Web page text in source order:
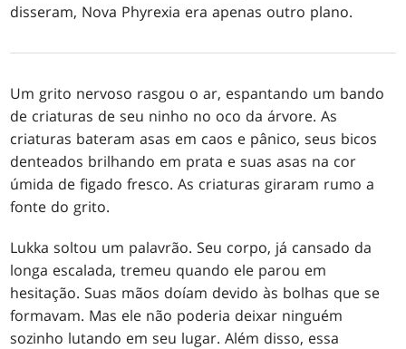
disseram, Nova Phyrexia era apenas outro plano.
Um grito nervoso rasgou o ar, espantando um bando
de criaturas de seu ninho no oco da árvore. As
criaturas bateram asas em caos e pânico, seus bicos
denteados brilhando em prata e suas asas na cor
úmida de figado fresco. As criaturas giraram rumo a
fonte do grito.
Lukka soltou um palavrão. Seu corpo, já cansado da
longa escalada, tremeu quando ele parou em
hesitação. Suas mãos doíam devido às bolhas que se
formavam. Mas ele não poderia deixar ninguém
sozinho lutando em seu lugar. Além disso, essa